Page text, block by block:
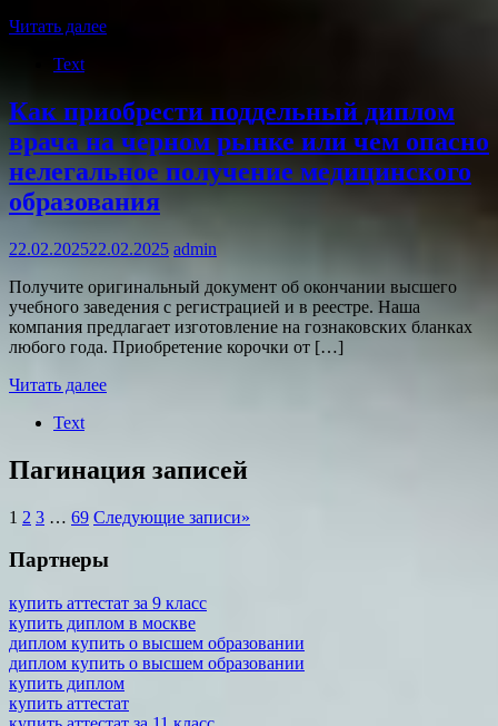
Читать далее
Text
Как приобрести поддельный диплом
врача на черном рынке или чем опасно
нелегальное получение медицинского
образования
22.02.202522.02.2025 admin
Получите оригинальный документ об окончании высшего
учебного заведения с регистрацией и в реестре. Наша
компания предлагает изготовление на гознаковских бланках
любого года. Приобретение корочки от […]
Читать далее
Text
Пагинация записей
1 2 3 … 69 Следующие записи»
Партнеры
купить аттестат за 9 класс
купить диплом в москве
диплом купить о высшем образовании
диплом купить о высшем образовании
купить диплом
купить аттестат